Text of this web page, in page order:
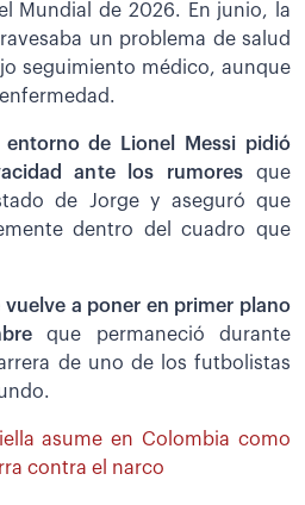
Mundial de 2026. En junio, la
un problema de salud
seguimiento médico, aunque
entorno de Lionel Messi pidió
ante los rumores que
de Jorge y aseguró que
dentro del cuadro que
a poner en primer plano
que permaneció durante
de uno de los futbolistas
asume en Colombia como
contra el narco